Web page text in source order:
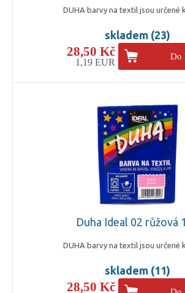
DUHA barvy na textil jsou určené
skladem (23)
28,50 Kč
1,19 EUR
Do
Duha Ideal 02 růžová
DUHA barvy na textil jsou určené
skladem (11)
28,50 Kč